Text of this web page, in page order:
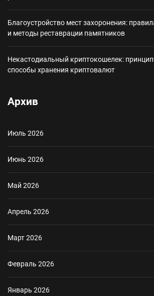
Благоустройство мест захоронения:
и методы реставрации памятников
Некастодиальный криптокошелек:
способы хранения криптовалют
Архив
Июль 2026
Июнь 2026
Май 2026
Апрель 2026
Март 2026
Февраль 2026
Январь 2026